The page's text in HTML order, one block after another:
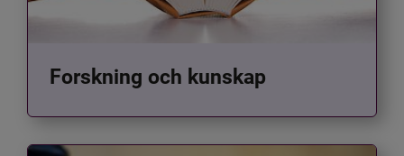
Forskning och kunskap